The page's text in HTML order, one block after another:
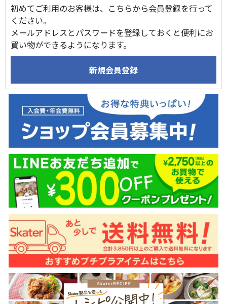
初めてご利用のお客様は、こちらから会員登録を行って
ください。
メールアドレスとパスワードを登録しておくと便利にお
買い物ができるようになります。